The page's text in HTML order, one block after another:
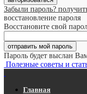
Забыли пароль?
восстановление пароля
Восстановите свой
Пароль будет выслан
Полезные советы и
Главная